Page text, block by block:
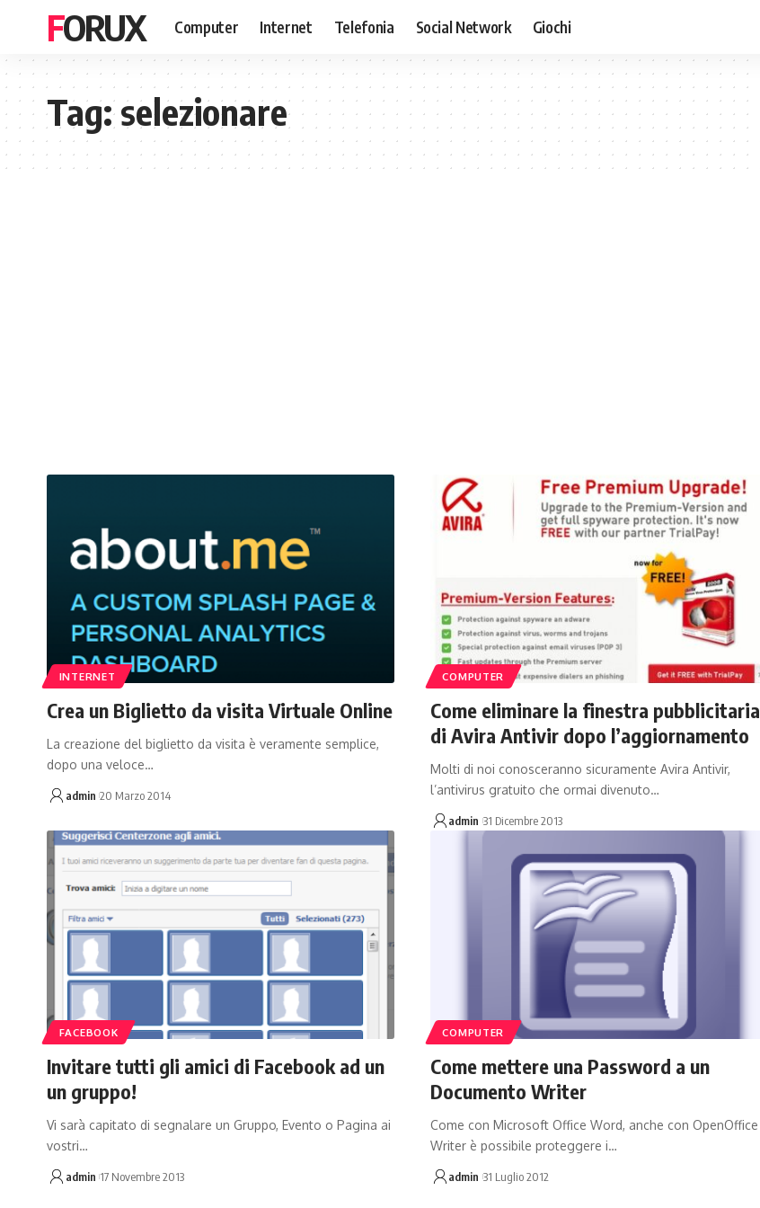
FORUX Computer Internet Telefonia Social Network Giochi
Tag:selezionare
INTERNET
Crea un Biglietto da visita Virtuale Online
La creazione del biglietto da visita è veramente semplice,
dopo una veloce…
admin 20 Marzo 2014
COMPUTER
Come eliminare la finestra pubblicitaria
di Avira Antivir dopo l’aggiornamento
Molti di noi conosceranno sicuramente Avira Antivir,
l’antivirus gratuito che ormai divenuto…
admin 31 Dicembre 2013
FACEBOOK
Invitare tutti gli amici di Facebook ad un
un gruppo!
Vi sarà capitato di segnalare un Gruppo, Evento o Pagina ai
vostri…
admin 17 Novembre 2013
COMPUTER
Come mettere una Password a un
Documento Writer
Come con Microsoft Office Word, anche con OpenOffice
Writer è possibile proteggere i…
admin 31 Luglio 2012